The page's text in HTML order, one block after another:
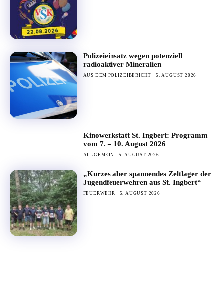
Polizeieinsatz wegen potenziell
radioaktiver Mineralien
AUS DEM POLIZEIBERICHT 5. AUGUST 2026
Kinowerkstatt St. Ingbert: Programm
vom 7. – 10. August 2026
ALLGEMEIN 5. AUGUST 2026
„Kurzes aber spannendes Zeltlager der
Jugendfeuerwehren aus St. Ingbert“
FEUERWEHR 5. AUGUST 2026